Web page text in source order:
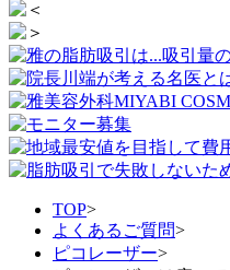
TOP>
よくあるご質問>
ピコレーザー>